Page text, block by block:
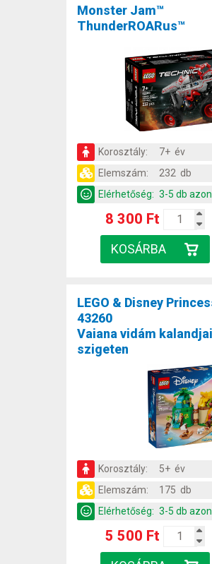
Monster Jam™
ThunderROARus™
Korosztály:
7+ év
Elemszám:
232 db
Elérhetőség: 3-5 db
8 300 Ft
LEGO & Disney
43260
Vaiana vidám
szigeten
Korosztály:
5+ év
Elemszám:
175 db
Elérhetőség: 3-5 db
5 500 Ft